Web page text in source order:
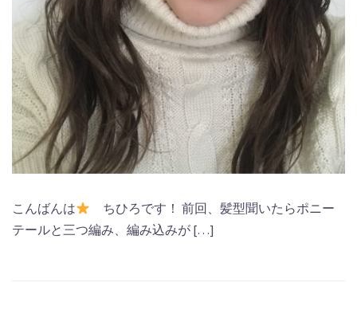
こんばんは
ちひろです！ 前回、髪型聞いたらポニー
テールと三つ編み、編み込みが […]